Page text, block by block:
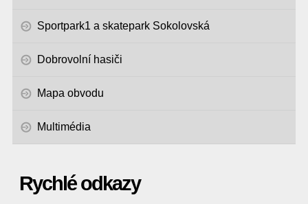
Sportpark1 a skatepark Sokolovská
Dobrovolní hasiči
Mapa obvodu
Multimédia
Rychlé odkazy